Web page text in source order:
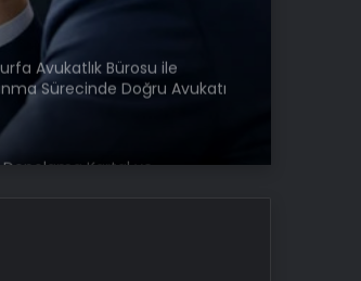
Çevrildi
Avukatlık Bürosu ile
Sürecinde Doğru Avukatı
Depolama Kartal ve